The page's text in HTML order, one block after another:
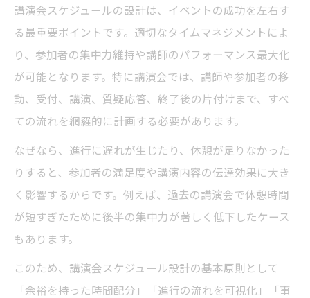
講演会の開始から終演まで流れを意識
講演会進行を円滑にするスケジュール調整
術
講演会スケジュールに適したトークショー
構成
事前準備から講演会運営までの時間配分術
講演会準備スケジュールの具体的手順を解
説
講演会運営に役立つタイムスケジュール事
講演会スケジュールの設計は、イベントの成功を左右す
る最重要ポイントです。適切なタイムマネジメントによ
り、参加者の集中力維持や講師のパフォーマンス最大化
が可能となります。特に講演会では、講師や参加者の移
動、受付、講演、質疑応答、終了後の片付けまで、すべ
ての流れを網羅的に計画する必要があります。
なぜなら、進行に遅れが生じたり、休憩が足りなかった
りすると、参加者の満足度や講演内容の伝達効果に大き
く影響するからです。例えば、過去の講演会で休憩時間
が短すぎたために後半の集中力が著しく低下したケース
もあります。
このため、講演会スケジュール設計の基本原則として
「余裕を持った時間配分」「進行の流れを可視化」「事